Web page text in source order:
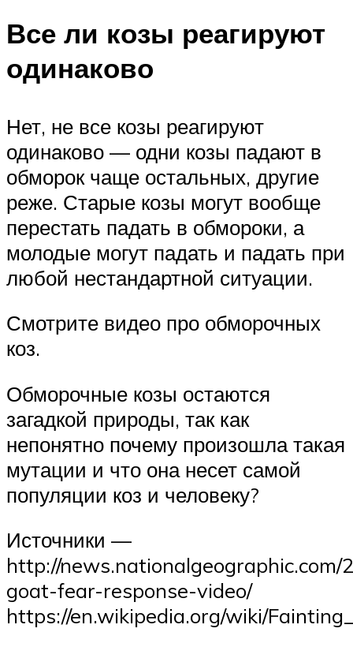
Все ли козы реагируют
одинаково
Нет, не все козы реагируют
одинаково — одни козы падают в
обморок чаще остальных, другие
реже. Старые козы могут вообще
перестать падать в обмороки, а
молодые могут падать и падать при
любой нестандартной ситуации.
Смотрите видео про обморочных
коз.
Обморочные козы остаются
загадкой природы, так как
непонятно почему произошла такая
мутации и что она несет самой
популяции коз и человеку?
Источники —
http://
goat-fear-response-video/
https://en.wikipedia.org/wiki/